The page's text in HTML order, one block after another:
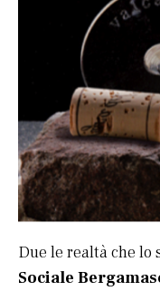
Due le realtà che lo
Sociale